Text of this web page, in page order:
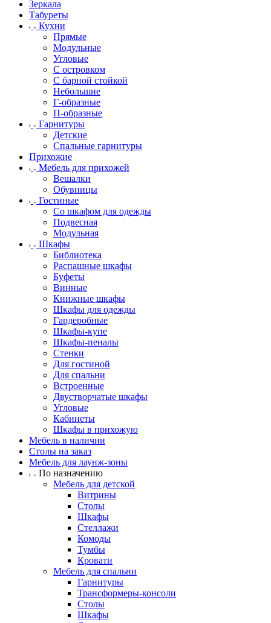
Зеркала
Табуреты
Кухни
Прямые
Модульные
Угловые
С островком
С барной стойкой
Небольшие
Г-образные
П-образные
Гарнитуры
Детские
Спальные гарнитуры
Прихожие
Мебель для прихожей
Вешалки
Обувницы
Гостиные
Со шкафом для одежды
Подвесная
Модульная
Шкафы
Библиотека
Распашные шкафы
Буфеты
Винные
Книжные шкафы
Шкафы для одежды
Гардеробные
Шкафы-купе
Шкафы-пеналы
Стенки
Для гостиной
Для спальни
Встроенные
Двустворчатые шкафы
Угловые
Кабинеты
Шкафы в прихожую
Мебель в наличии
Столы на заказ
Мебель для лаунж-зоны
По назначению
Мебель для детской
Витрины
Столы
Шкафы
Стеллажи
Комоды
Тумбы
Кровати
Мебель для спальни
Гарнитуры
Трансформеры-консоли
Столы
Шкафы